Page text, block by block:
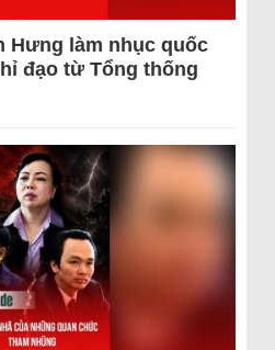
Hưng làm nhục quốc
đạo từ Tổng thống